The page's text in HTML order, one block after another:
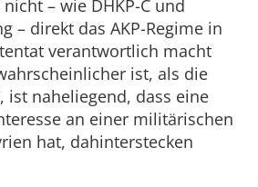
– wie DHKP-C und
– direkt das AKP-Regime in
verantwortlich macht
ist, als die
ist naheliegend, dass eine
an einer militärischen
hat, dahinterstecken